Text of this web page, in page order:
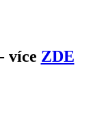
více ZDE